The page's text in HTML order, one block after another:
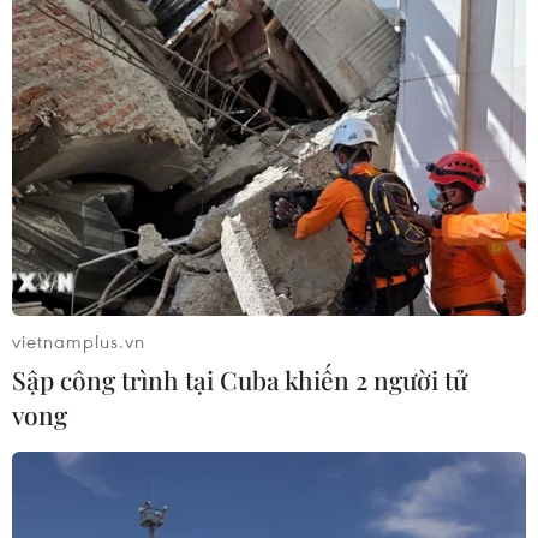
Đội tuyển Việt Nam đặt mục
tiêu 3 điểm, cảnh báo Indonesia
trước giờ G
03/08/2026 07:39
Xem thêm
CƠ QUAN CHỦ QUẢN: THÔNG TẤN XÃ VIỆT NAM
Tổng Biên tập: TRẦN TIẾN DUẨN
Phó Tổng Biên tập: NGUYỄN THỊ TÁM, KHÚC THANH
vietnamplus.vn
Sập công trình tại Cuba khiến 2 người tử
vong